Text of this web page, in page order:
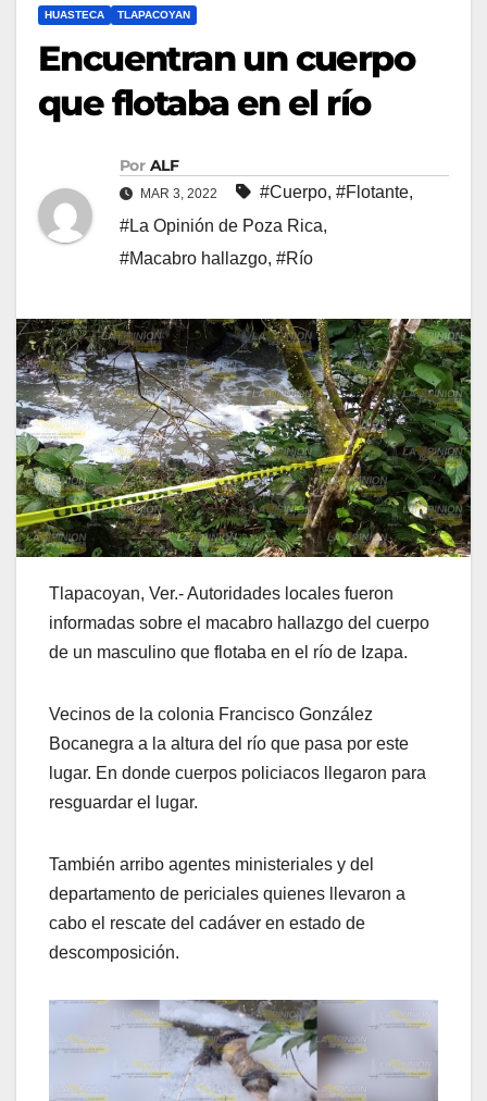
HUASTECA TLAPACOYAN
Encuentran un cuerpo
que flotaba en el río
Por ALF
MAR 3, 2022 #Cuerpo, #Flotante,
#La Opinión de Poza Rica,
#Macabro hallazgo, #Río
Tlapacoyan, Ver.- Autoridades locales fueron
informadas sobre el macabro hallazgo del cuerpo
de un masculino que flotaba en el río de Izapa.
Vecinos de la colonia Francisco González
Bocanegra a la altura del río que pasa por este
lugar. En donde cuerpos policiacos llegaron para
resguardar el lugar.
También arribo agentes ministeriales y del
departamento de periciales quienes llevaron a
cabo el rescate del cadáver en estado de
descomposición.